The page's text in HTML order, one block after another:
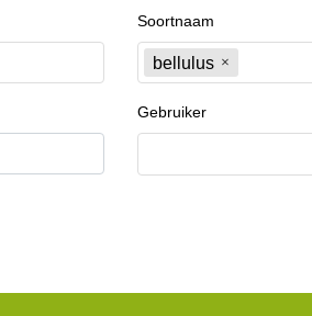
Soortnaam
bellulus
Gebruiker